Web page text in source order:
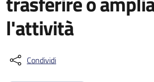
l'attività
Condividi